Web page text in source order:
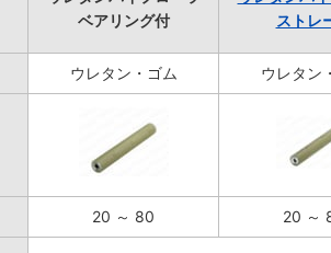
ベアリング付
ストレ
ウレタン・ゴム ウレタン
20 ～ 80 20 ～